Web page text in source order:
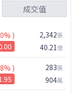
成交值
) 2,342張
40.21億
) 283張
904萬